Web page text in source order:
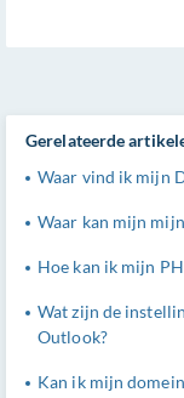
Gerelateerde
Waar vind ik mijn
Waar kan mijn
Hoe kan ik mijn
Wat zijn de
Outlook?
Kan ik mijn